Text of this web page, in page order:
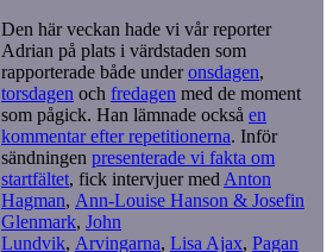
Den här veckan hade vi vår reporter
Adrian på plats i värdstaden som
rapporterade både underonsdagen,
torsdagen och fredagen med de moment
som pågick. Han lämnade också en
kommentar efter repetitionerna. Inför
sändningen presenterade vi fakta om
startfältet, fick intervjuer med Anton
Hagman, Ann-Louise Hanson & Josefin
Glenmark, John
Lundvik, Arvingarna, Lisa Ajax, Pagan